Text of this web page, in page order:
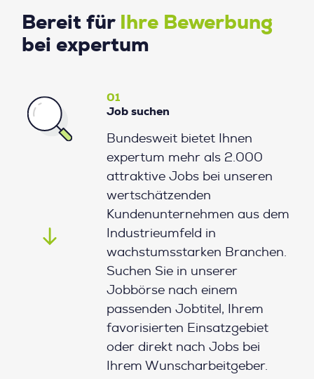
Bereit für
Ihre Bewerbung
bei expertum
01
Job suchen
Bundesweit bietet Ihnen
expertum mehr als 2.000
attraktive Jobs bei unseren
wertschätzenden
Kundenunternehmen aus dem
Industrieumfeld in
wachstumsstarken Branchen.
Suchen Sie in unserer
Jobbörse nach einem
passenden Jobtitel, Ihrem
favorisierten Einsatzgebiet
oder direkt nach Jobs bei
Ihrem Wunscharbeitgeber.